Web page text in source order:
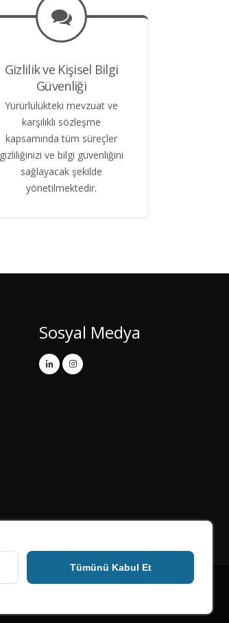
Gizlilik ve Kişisel Bilgi
Güvenliği
Yürürlülükteki mevzuat ve
karşılıklı sözleşme
kapsamında tüm süreçler
gizliliğinizi ve bilgi güvenliğini
sağlayacak şekilde
yönetilmektedir.
Sosyal Medya
Tümünü Kabul Et